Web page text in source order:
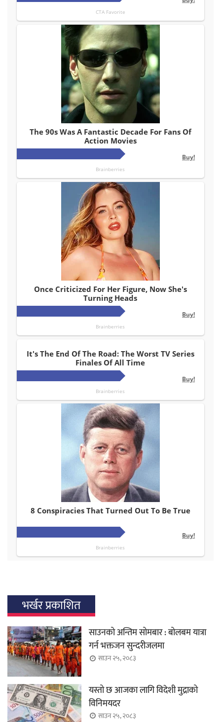
भर्खर प्रकाशित
साउनको अन्तिम सोमबार : बोलबम यात्रा
गर्न भक्तजन सुन्दरीजलमा
साउन २५, २०८३
यस्तो छ आजका लागि विदेशी मुद्राको
विनिमयदर
साउन २५, २०८३